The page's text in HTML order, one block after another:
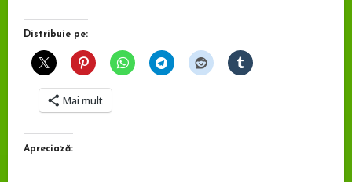
Distribuie pe:
Mai mult
Apreciază: